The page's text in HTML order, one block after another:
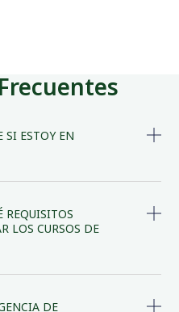
SI ESTOY EN
REQUISITOS
LOS CURSOS DE
DE